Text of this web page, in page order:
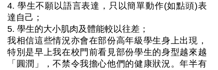
4. 學生不願以語言表達，只以簡單動作(如點頭)表
達自己；
5. 學生的大小肌肉及體能較以往差；
我相信這些情況亦會在部份高年級學生身上出現，
特別是早上我在校門前看見部份學生的身型越來越
「圓潤」，不禁令我擔心他們的健康狀況。年半有